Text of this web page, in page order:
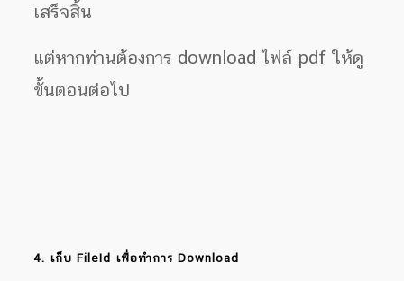
เสร็จสิ้น
แต่หากท่านต้องการ download ไฟล์ pdf ให้ดู
ขั้นตอนต่อไป
4. เก็บ FileId เพื่อทำการ Download